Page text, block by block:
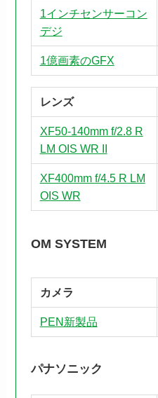
1インチセンサーコン
デジ
1億画素のGFX
レンズ
XF50-140mm f/2.8 R
LM OIS WR II
XF400mm f/4.5 R LM
OIS WR
OM SYSTEM
カメラ
PEN新製品
パナソニック